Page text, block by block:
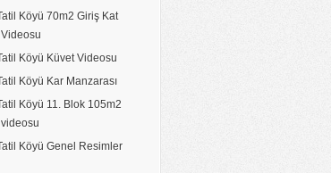
Köyü 70m2 Giriş Kat
Köyü Küvet Videosu
Köyü Kar Manzarası
Köyü 11. Blok 105m2
Köyü Genel Resimler